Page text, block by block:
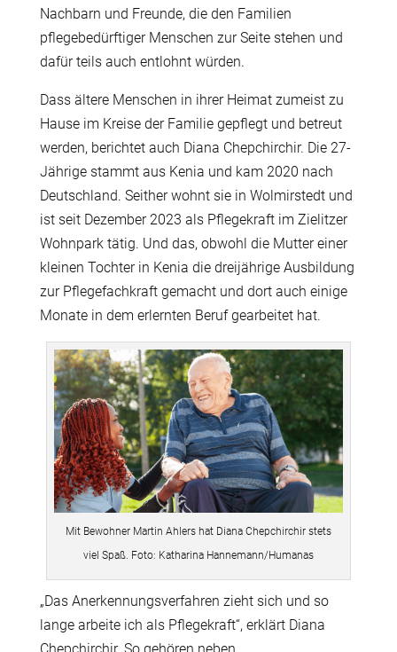
Nachbarn und Freunde, die den Familien
pflegebedürftiger Menschen zur Seite stehen und
dafür teils auch entlohnt würden.
Dass ältere Menschen in ihrer Heimat zumeist zu
Hause im Kreise der Familie gepflegt und betreut
werden, berichtet auch Diana Chepchirchir. Die 27-
Jährige stammt aus Kenia und kam 2020 nach
Deutschland. Seither wohnt sie in Wolmirstedt und
ist seit Dezember 2023 als Pflegekraft im Zielitzer
Wohnpark tätig. Und das, obwohl die Mutter einer
kleinen Tochter in Kenia die dreijährige Ausbildung
zur Pflegefachkraft gemacht und dort auch einige
Monate in dem erlernten Beruf gearbeitet hat.
Mit Bewohner Martin Ahlers hat Diana Chepchirchir stets
viel Spaß. Foto: Katharina Hannemann/Humanas
„Das Anerkennungsverfahren zieht sich und so
lange arbeite ich als Pflegekraft“, erklärt Diana